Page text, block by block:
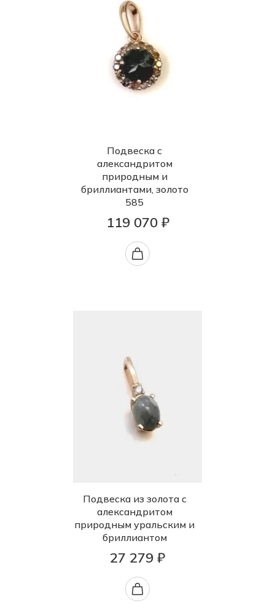
Подвеска с
александритом
природным и
бриллиантами, золото
585
119 070 ₽
Подвеска из золота с
александритом
природным уральским и
бриллиантом
27 279 ₽